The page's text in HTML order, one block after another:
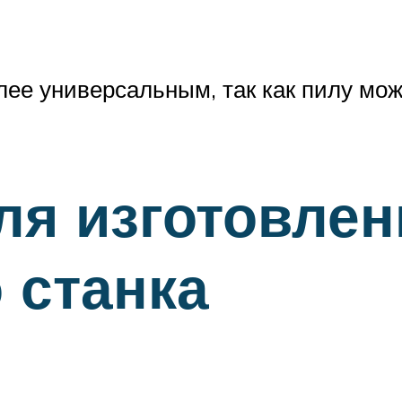
универсальным, так как пилу